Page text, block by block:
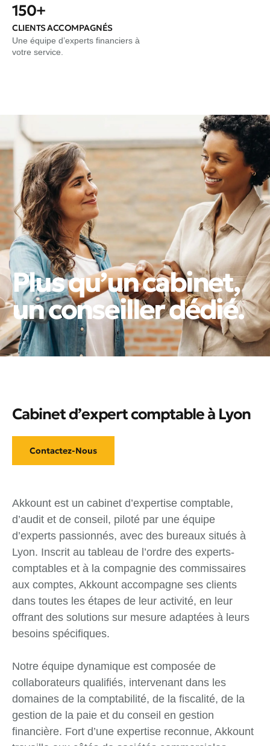
150+
CLIENTS ACCOMPAGNÉS
Une équipe d’experts financiers à
votre service.
Plus qu’un cabinet,
un conseiller dédié.
Cabinet d’expert comptable à Lyon
Contactez-Nous
Akkount est un cabinet d’expertise comptable,
d’audit et de conseil, piloté par une équipe
d’experts passionnés, avec des bureaux situés à
Lyon. Inscrit au tableau de l’ordre des experts-
comptables et à la compagnie des commissaires
aux comptes, Akkount accompagne ses clients
dans toutes les étapes de leur activité, en leur
offrant des solutions sur mesure adaptées à leurs
besoins spécifiques.
Notre équipe dynamique est composée de
collaborateurs qualifiés, intervenant dans les
domaines de la comptabilité, de la fiscalité, de la
gestion de la paie et du conseil en gestion
financière. Fort d’une expertise reconnue, Akkount